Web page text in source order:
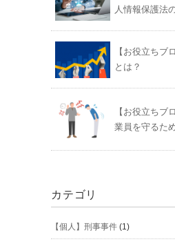
人情報保護法
【お役立ちブ
とは？
【お役立ちブ
業員を守るた
カテゴリ
【個人】刑事事件 (1)